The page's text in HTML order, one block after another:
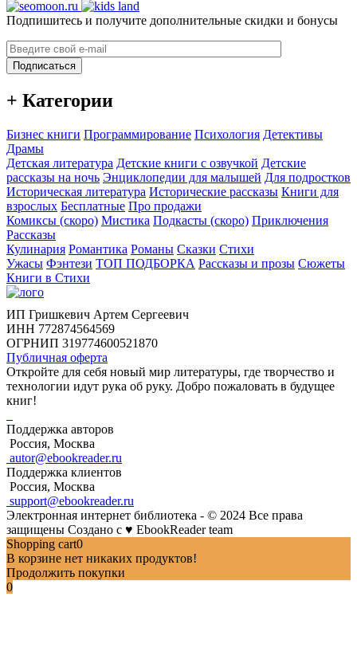
Подпишитесь и получите дополнительные скидки и бонусы
Подписаться
+ Категории
Бизнес книги Программирование Психология Детективы
Драмы
Детская литература Детские книги с озвучкой Детские
рассказы на ночь Энциклопедии для малышей Для подростков
Историческая литература Исторические рассказы Книги для
взрослых Бесплатные Про продажи
Комиксы (скоро) Мистика Подкасты (скоро) Приключения
Рассказы
Кулинария Романтика Романы Сказки Стихи
Ужасы Фэнтези ТОП ПОДБОРКА Рассказы и прозы Сюжеты
Книги в Стихи
ИП Гришкевич Артем Сергеевич
ИНН 772874564569
ОГРНИП 319774600521870
Публичная оферта
Откройте для себя новый мир литературы, где творчество и
технологии идут рука об руку. Добро пожаловать в будущее
книг!
Поддержка авторов
Россия, Москва
autor@ebookreader.ru
Поддержка клиентов
Россия, Москва
support@ebookreader.ru
Электронная интернет библиотека - © 2024 Все права
защищены Создано с ♥ EbookReader team
Shopping cart0
В корзине нет никаких продуктов!
Продолжить покупки
0